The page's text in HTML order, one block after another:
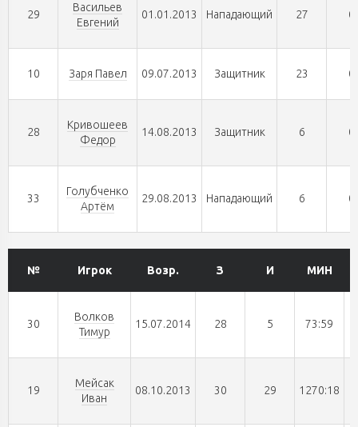
29
Васильев
Евгений
01.01.2013 Нападающий 27 0
10 Заря Павел 09.07.2013 Защитник 23 0
28
Кривошеев
Федор
14.08.2013 Защитник 6 0
33
Голубченко
Артём
29.08.2013 Нападающий 6 0
№ Игрок Возр. З И МИН
30
Волков
Тимур
15.07.2014 28 5 73:59
19
Мейсак
Иван
08.10.2013 30 29 1270:18